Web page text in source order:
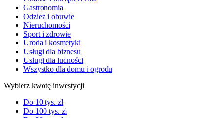
Gastronomia
Odzież i obuwie
Nieruchomości
Sport i zdrowie
Uroda i kosmetyki
Usługi dla biznesu
Usługi dla ludności
Wszystko dla domu i ogrodu
Wybierz kwotę inwestycji
Do 10 tys. zł
Do 100 tys. zł